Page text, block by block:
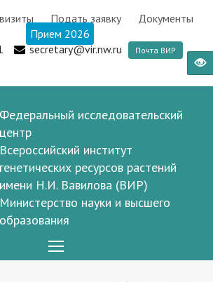
Подать заявку
Документы
Прием 2026
secretary@vir.nw.ru
Почта ВИР
Федеральный исследовательский
центр
Всероссийский институт
генетических ресурсов растений
имени Н.И. Вавилова (ВИР)
Министерство науки и высшего
образования